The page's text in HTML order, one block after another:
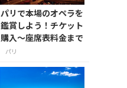
パリで本場のオペラを
鑑賞しよう！チケット
購入～座席表料金まで
パリ